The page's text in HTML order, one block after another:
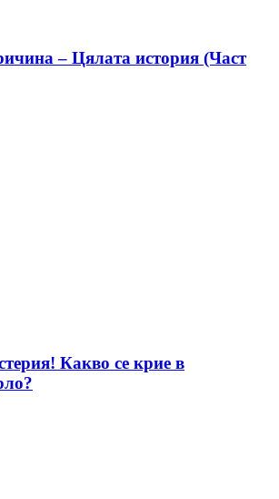
– Цялата история (Част
Какво се крие в